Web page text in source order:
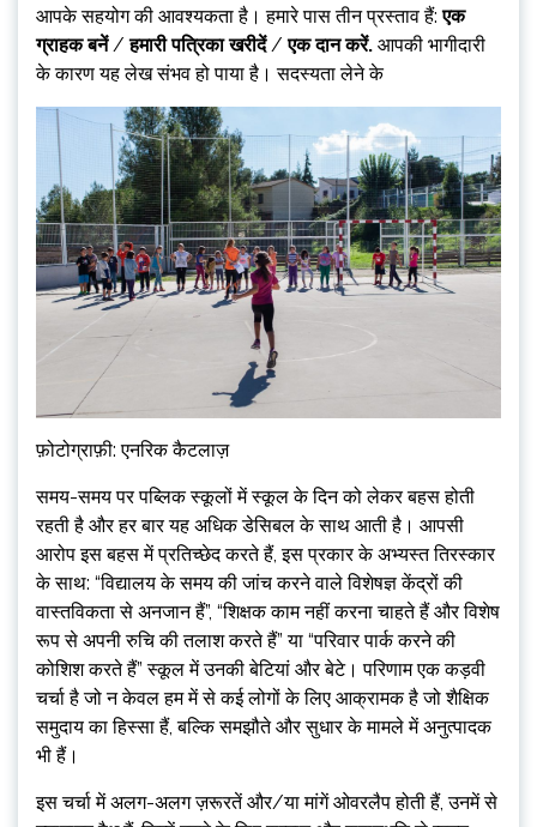
आपके सहयोग की आवश्यकता है। हमारे पास तीन प्रस्ताव हैं:एक
ग्राहक बनें/हमारी पत्रिका खरीदें/एक दान करें. आपकी भागीदारी
के कारण यह लेख संभव हो पाया है। सदस्यता लेने के
फ़ोटोग्राफ़ी: एनरिक कैटलाज़
समय-समय पर पब्लिक स्कूलों में स्कूल के दिन को लेकर बहस होती
रहती है और हर बार यह अधिक डेसिबल के साथ आती है। आपसी
आरोप इस बहस में प्रतिच्छेद करते हैं, इस प्रकार के अभ्यस्त तिरस्कार
के साथ: “विद्यालय के समय की जांच करने वाले विशेषज्ञ केंद्रों की
वास्तविकता से अनजान हैं”, “शिक्षक काम नहीं करना चाहते हैं और विशेष
रूप से अपनी रुचि की तलाश करते हैं” या “परिवार पार्क करने की
कोशिश करते हैं” स्कूल में उनकी बेटियां और बेटे। परिणाम एक कड़वी
चर्चा है जो न केवल हम में से कई लोगों के लिए आक्रामक है जो शैक्षिक
समुदाय का हिस्सा हैं, बल्कि समझौते और सुधार के मामले में अनुत्पादक
भी हैं।
इस चर्चा में अलग-अलग ज़रूरतें और/या मांगें ओवरलैप होती हैं, उनमें से